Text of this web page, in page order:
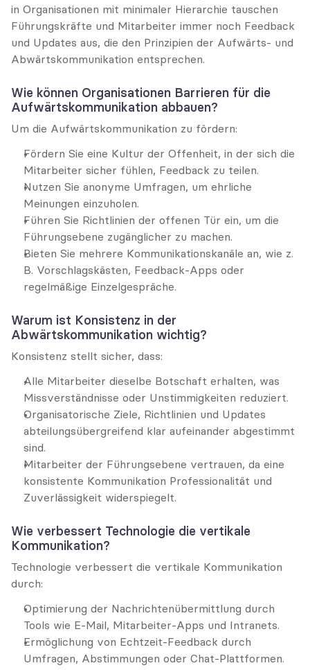
in Organisationen mit minimaler Hierarchie tauschen
Führungskräfte und Mitarbeiter immer noch Feedback
und Updates aus, die den Prinzipien der Aufwärts- und
Abwärtskommunikation entsprechen.
Wie können Organisationen Barrieren für die
Aufwärtskommunikation abbauen?
Um die Aufwärtskommunikation zu fördern:
Fördern Sie eine Kultur der Offenheit, in der sich die
Mitarbeiter sicher fühlen, Feedback zu teilen.
Nutzen Sie anonyme Umfragen, um ehrliche
Meinungen einzuholen.
Führen Sie Richtlinien der offenen Tür ein, um die
Führungsebene zugänglicher zu machen.
Bieten Sie mehrere Kommunikationskanäle an, wie z.
B. Vorschlagskästen, Feedback-Apps oder
regelmäßige Einzelgespräche.
Warum ist Konsistenz in der
Abwärtskommunikation wichtig?
Konsistenz stellt sicher, dass:
Alle Mitarbeiter dieselbe Botschaft erhalten, was
Missverständnisse oder Unstimmigkeiten reduziert.
Organisatorische Ziele, Richtlinien und Updates
abteilungsübergreifend klar aufeinander abgestimmt
sind.
Mitarbeiter der Führungsebene vertrauen, da eine
konsistente Kommunikation Professionalität und
Zuverlässigkeit widerspiegelt.
Wie verbessert Technologie die vertikale
Kommunikation?
Technologie verbessert die vertikale Kommunikation
durch:
Optimierung der Nachrichtenübermittlung durch
Tools wie E-Mail, Mitarbeiter-Apps und Intranets.
Ermöglichung von Echtzeit-Feedback durch
Umfragen, Abstimmungen oder Chat-Plattformen.